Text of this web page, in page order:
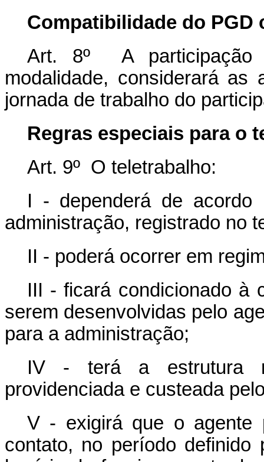
Compatibilidade do PGD
Art. 8º A participação
modalidade, considerará
jornada de trabalho do
Regras especiais para o
Art. 9º O teletrabalho:
I - dependerá de
administração, registrado no
II - poderá ocorrer em
III - ficará condicionado à
serem desenvolvidas pelo
para a administração;
IV - terá a estrutura
providenciada e custeada
V - exigirá que o agente
contato, no período